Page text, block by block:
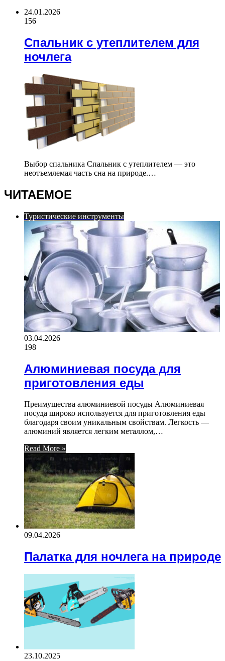
24.01.2026
156
Спальник с утеплителем для
ночлега
Выбор спальника Спальник с утеплителем — это
неотъемлемая часть сна на природе.…
ЧИТАЕМОЕ
Туристические инструменты
03.04.2026
198
Алюминиевая посуда для
приготовления еды
Преимущества алюминиевой посуды Алюминиевая
посуда широко используется для приготовления еды
благодаря своим уникальным свойствам. Легкость —
алюминий является легким металлом,…
Read More »
09.04.2026
Палатка для ночлега на природе
23.10.2025